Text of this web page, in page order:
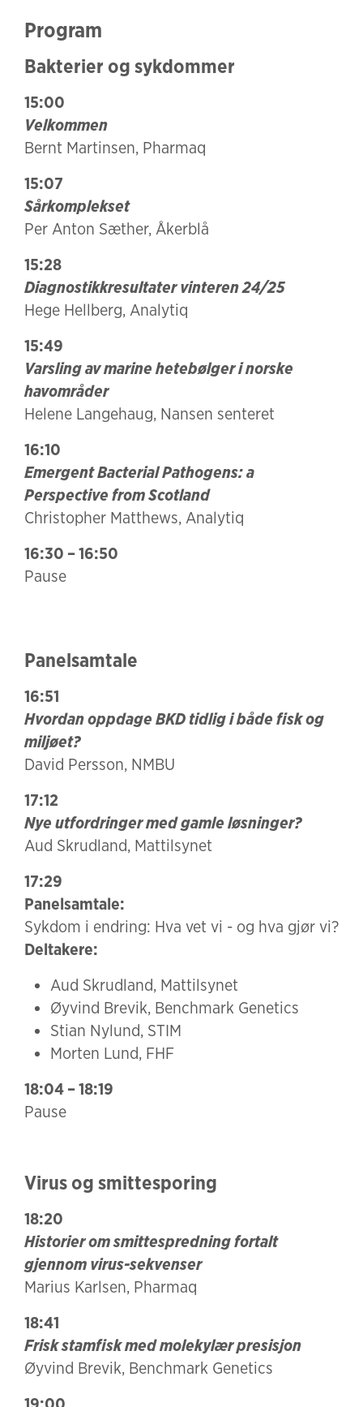
Program
Bakterier og sykdommer
15:00
Velkommen
Bernt Martinsen, Pharmaq
15:07
Sårkomplekset
Per Anton Sæther, Åkerblå
15:28
Diagnostikkresultater vinteren 24/25
Hege Hellberg, Analytiq
15:49
Varsling av marine hetebølger i norske
havområder
Helene Langehaug, Nansen senteret
16:10
Emergent Bacterial Pathogens: a
Perspective from Scotland
Christopher Matthews, Analytiq
16:30 – 16:50
Pause
Panelsamtale
16:51
Hvordan oppdage BKD tidlig i både fisk og
miljøet?
David Persson, NMBU
17:12
Nye utfordringer med gamle løsninger?
Aud Skrudland, Mattilsynet
17:29
Panelsamtale:
Sykdom i endring: Hva vet vi - og hva gjør vi?
Deltakere:
Aud Skrudland, Mattilsynet
Øyvind Brevik, Benchmark Genetics
Stian Nylund, STIM
Morten Lund, FHF
18:04 – 18:19
Pause
Virus og smittesporing
18:20
Historier om smittespredning fortalt
gjennom virus-sekvenser
Marius Karlsen, Pharmaq
18:41
Frisk stamfisk med molekylær presisjon
Øyvind Brevik, Benchmark Genetics